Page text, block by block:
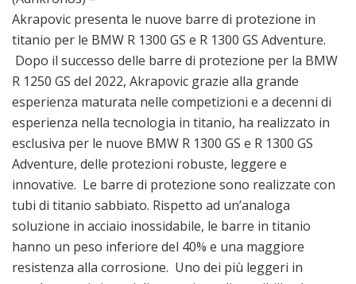
Akrapovic presenta le nuove barre di protezione in
titanio per le BMW R 1300 GS e R 1300 GS Adventure.
Dopo il successo delle barre di protezione per la BMW
R 1250 GS del 2022, Akrapovic grazie alla grande
esperienza maturata nelle competizioni e a decenni di
esperienza nella tecnologia in titanio, ha realizzato in
esclusiva per le nuove BMW R 1300 GS e R 1300 GS
Adventure, delle protezioni robuste, leggere e
innovative. Le barre di protezione sono realizzate con
tubi di titanio sabbiato. Rispetto ad un’analoga
soluzione in acciaio inossidabile, le barre in titanio
hanno un peso inferiore del 40% e una maggiore
resistenza alla corrosione. Uno dei più leggeri in